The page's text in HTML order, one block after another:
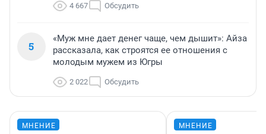
4 667 Обсудить
5
«Муж мне дает денег чаще, чем дышит»: Айза
рассказала, как строятся ее отношения с
молодым мужем из Югры
2 022 Обсудить
МНЕНИЕ МНЕНИЕ